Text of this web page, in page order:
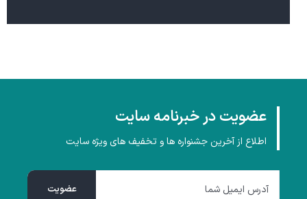
عضویت در خبرنامه سایت
اطلاع از آخرین جشنواره ها و تخفیف های ویژه سایت